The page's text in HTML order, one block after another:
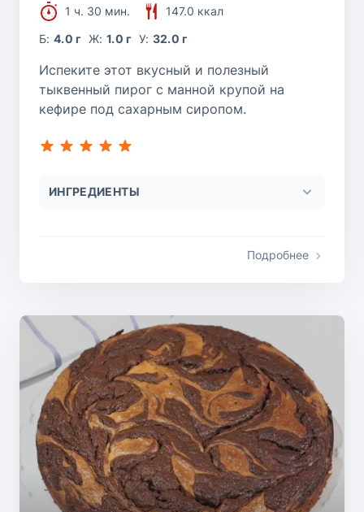
1 ч. 30 мин.
147.0 ккал
Б:4.0 г Ж: 1.0 г У: 32.0 г
Испеките этот вкусный и полезный
тыквенный пирог с манной крупой на
кефире под сахарным сиропом.
ИНГРЕДИЕНТЫ
Подробнее